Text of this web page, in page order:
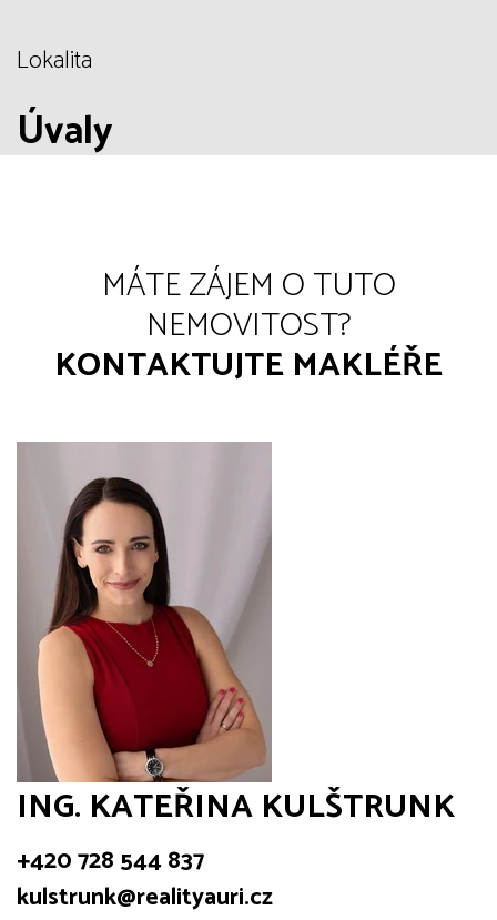
Lokalita
Úvaly
MÁTE ZÁJEM O TUTO
NEMOVITOST?
KONTAKTUJTE MAKLÉŘE
ING. KATEŘINA KULŠTRUNK
+420 728 544 837
kulstrunk@realityauri.cz